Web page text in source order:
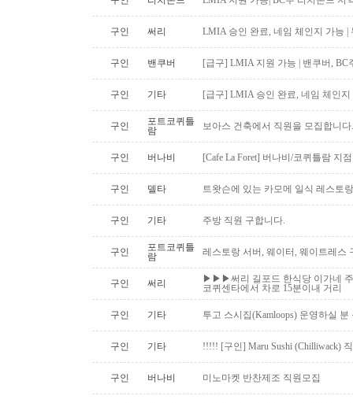
구인 써리 LMIA 승인 완료, 네임 체인지 가능 |
구인 밴쿠버 [급구] LMIA 지원 가능 | 밴쿠버,
구인 기타 [급구] LMIA 승인 완료, 네임 체인
구인
포트코퀴틀
람
보아스 건축에서 직원을 모집합니다.
구인 버나비 [Cafe La Foret] 버나비/코퀴틀람 지
구인 델타 트왓슨에 있는 카모메 일식 레스토
구인 기타 주방 직원 구합니다.
구인
포트코퀴틀
람
레스토랑 서버, 웨이터, 웨이트레스
구인 써리
▶▶▶써리 길포드 한식당 이가네
코퀴센타에서 차로 15분이내 거리
구인 기타 투고 스시집(Kamloops) 운영하실
구인 기타 !!!!! [구인] Maru Sushi (Chilliwack)
구인 버나비 미노마켓 반찬제조 직원모집